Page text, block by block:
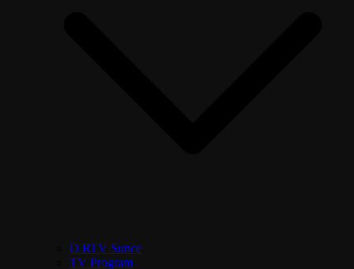
O RTV Sunce
TV Program